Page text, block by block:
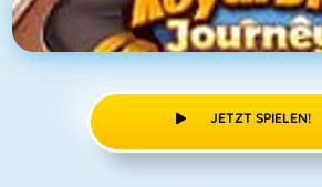
JETZT SPIELEN!